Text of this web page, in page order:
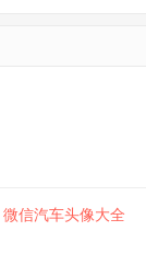
微信汽车头像大全